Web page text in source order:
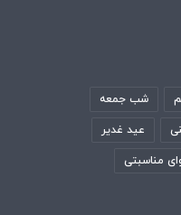
شب جمعه
عید غدیر
مناسبتی